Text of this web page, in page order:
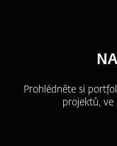
Prohlédněte si
projektů, ve